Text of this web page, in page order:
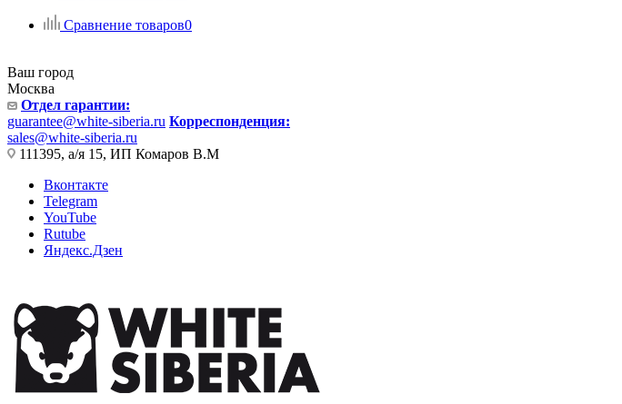
Сравнение товаров0
Ваш город
Москва
Отдел гарантии:
guarantee@white-siberia.ru Корреспонденция:
sales@white-siberia.ru
111395, а/я 15, ИП Комаров В.М
Вконтакте
Telegram
YouTube
Rutube
Яндекс.Дзен